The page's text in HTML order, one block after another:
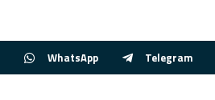
WhatsApp Telegram